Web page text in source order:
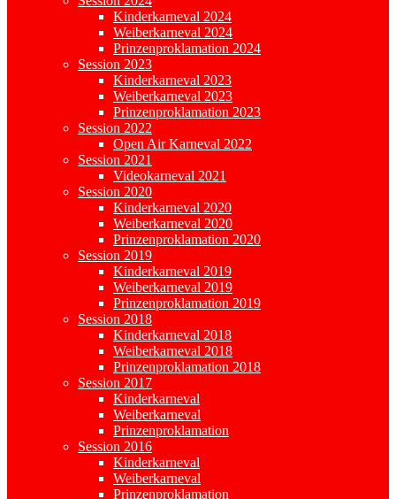
Kinderkarneval 2024
Weiberkarneval 2024
Prinzenproklamation 2024
Session 2023
Kinderkarneval 2023
Weiberkarneval 2023
Prinzenproklamation 2023
Session 2022
Open Air Karneval 2022
Session 2021
Videokarneval 2021
Session 2020
Kinderkarneval 2020
Weiberkarneval 2020
Prinzenproklamation 2020
Session 2019
Kinderkarneval 2019
Weiberkarneval 2019
Prinzenproklamation 2019
Session 2018
Kinderkarneval 2018
Weiberkarneval 2018
Prinzenproklamation 2018
Session 2017
Kinderkarneval
Weiberkarneval
Prinzenproklamation
Session 2016
Kinderkarneval
Weiberkarneval
Prinzenproklamation